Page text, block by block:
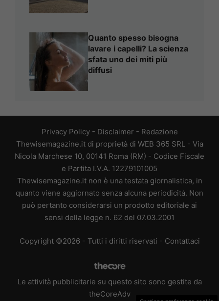
Quanto spesso bisogna
lavare i capelli? La scienza
sfata uno dei miti più
diffusi
Privacy Policy- Disclaimer - Redazione
Thewisemagazine.it di proprietà di WEB 365 SRL - Via
Nicola Marchese 10, 00141 Roma (RM) - Codice Fiscale
e Partita I.V.A. 12279101005
Thewisemagazine.it non è una testata giornalistica, in
quanto viene aggiornato senza alcuna periodicità. Non
può pertanto considerarsi un prodotto editoriale ai
sensi della legge n. 62 del 07.03.2001
Copyright ©2026 - Tutti i diritti riservati - Contattaci
Le attività pubblicitarie su questo sito sono gestite da
theCoreAdv